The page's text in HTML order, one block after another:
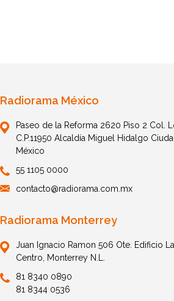
Radiorama México
Paseo de la Reforma 2620 Piso 2 Col.
C.P.11950 Alcaldía Miguel Hidalgo
México
55 1105 0000
contacto@radiorama.com.mx
Radiorama Monterrey
Juan Ignacio Ramon 506 Ote. Edificio
Centro, Monterrey N.L.
81 8340 0890
81 8344 0536